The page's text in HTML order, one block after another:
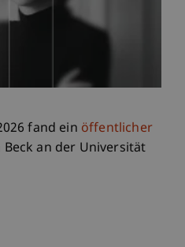
fand ein öffentlicher
Beck an der Universität